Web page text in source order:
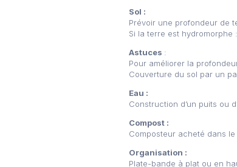
Sol :
Prévoir une profondeur de
Si la terre est hydromorphe
Astuces :
Pour améliorer la
Couverture du sol par un
Eau :
Construction d’un puits ou
Compost :
Composteur acheté dans
Organisation :
Plate-bande à plat ou en